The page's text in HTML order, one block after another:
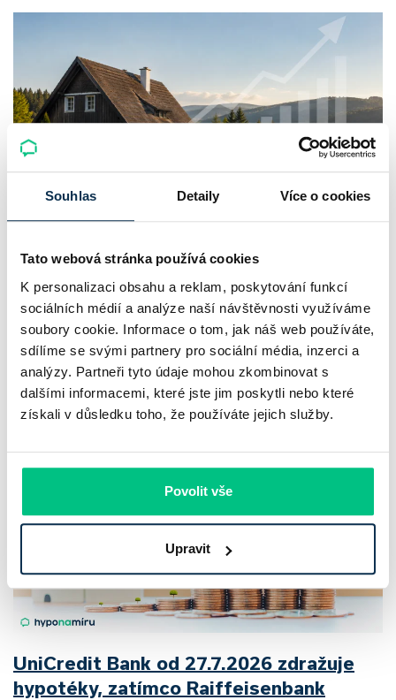
Souhlas Detaily Více o cookies
Tato webová stránka používá cookies
K personalizaci obsahu a reklam, poskytování funkcí
sociálních médií a analýze naší návštěvnosti využíváme
soubory cookie. Informace o tom, jak náš web používáte,
sdílíme se svými partnery pro sociální média, inzerci a
analýzy. Partneři tyto údaje mohou zkombinovat s
dalšími informacemi, které jste jim poskytli nebo které
získali v důsledku toho, že používáte jejich služby.
Povolit vše
Upravit
klesá a trh zrychluje
Český trh rekreačních nemovitostí letos ukazuje nečekanou
odolnost. Chaty a chalupy podle čerstvých dat za poslední
2 roky zdražily o 21,8 %, zároveň ale výrazně ubylo nabídek
a prodejní tempo…
Pavel Pohanka|aktualizováno: 04.08.2026
UniCredit Bank od 27.7.2026 zdražuje
hypotéky, zatímco Raiffeisenbank